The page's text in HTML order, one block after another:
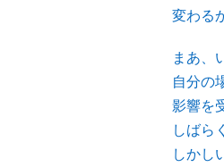
変わる
まあ、
自分の
影響を
しばら
しかし